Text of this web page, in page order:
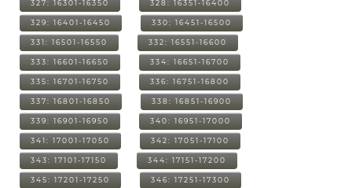
327: 16301-16350 328: 16351-16400
329: 16401-16450 330: 16451-16500
331: 16501-16550 332: 16551-16600
333: 16601-16650 334: 16651-16700
335: 16701-16750 336: 16751-16800
337: 16801-16850 338: 16851-16900
339: 16901-16950 340: 16951-17000
341: 17001-17050 342: 17051-17100
343: 17101-17150 344: 17151-17200
345: 17201-17250 346: 17251-17300